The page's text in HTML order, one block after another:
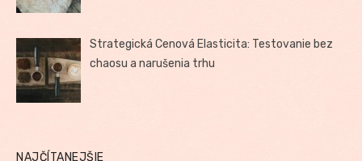
Strategická Cenová Elasticita: Testovanie bez
chaosu a narušenia trhu
NAJČÍTANEJŠIE